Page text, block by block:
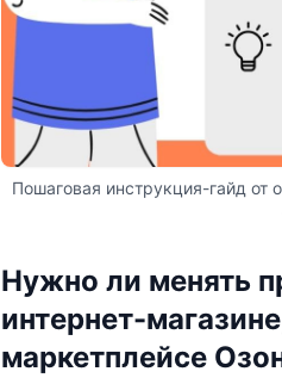
Пошаговая инструкция-гайд от
Нужно ли менять
интернет-
маркетплейсе